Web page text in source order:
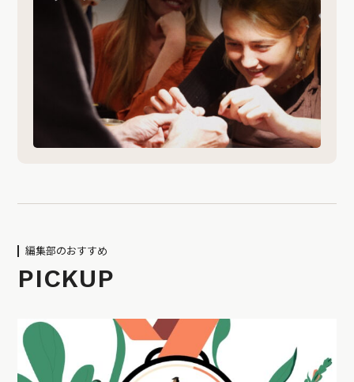
編集部のおすすめ
PICKUP